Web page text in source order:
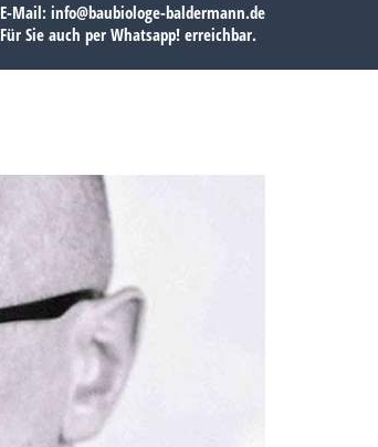
E-Mail: info@baubiologe-baldermann.de
Für Sie auch per Whatsapp! erreichbar.